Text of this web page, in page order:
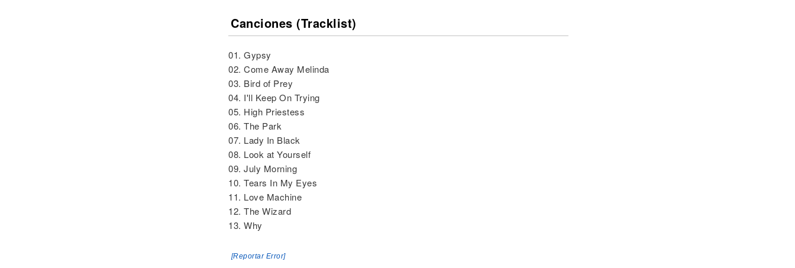
Canciones (Tracklist)
01. Gypsy
02. Come Away Melinda
03. Bird of Prey
04. I'll Keep On Trying
05. High Priestess
06. The Park
07. Lady In Black
08. Look at Yourself
09. July Morning
10. Tears In My Eyes
11. Love Machine
12. The Wizard
13. Why
[Reportar Error]